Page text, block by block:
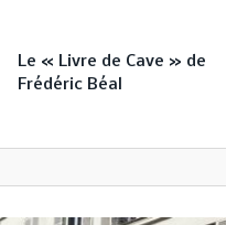
Le « Livre de Cave » de
Frédéric Béal